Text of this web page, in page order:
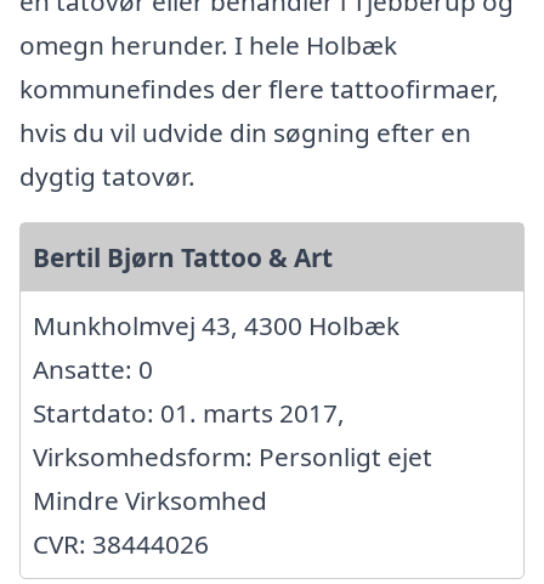
omegn herunder. I hele Holbæk
kommunefindes der flere tattoofirmaer,
hvis du vil udvide din søgning efter en
dygtig tatovør.
Bertil Bjørn Tattoo & Art
Munkholmvej 43, 4300 Holbæk
Ansatte: 0
Startdato: 01. marts 2017,
Virksomhedsform: Personligt ejet
Mindre Virksomhed
CVR: 38444026